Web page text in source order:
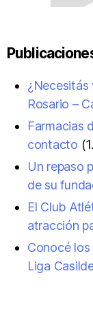
¿Necesitás
Rosario –
Farmacias
contacto
Un repaso
de su
El Club
atracción
Conocé
Liga